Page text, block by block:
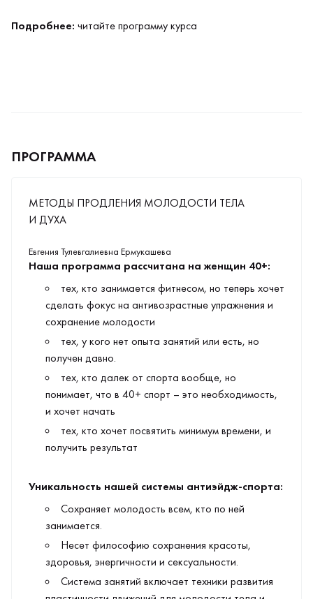
Подробнее: читайте программу курса
ПРОГРАММА
МЕТОДЫ ПРОДЛЕНИЯ МОЛОДОСТИ ТЕЛА
И ДУХА
Евгения Тулевгалиевна Ермукашева
Наша программа рассчитана на женщин 40+:
тех, кто занимается фитнесом, но теперь хочет
сделать фокус на антивозрастные упражнения и
сохранение молодости
тех, у кого нет опыта занятий или есть, но
получен давно.
тех, кто далек от спорта вообще, но
понимает, что в 40+ спорт – это необходимость,
и хочет начать
тех, кто хочет посвятить минимум времени, и
получить результат
Уникальность нашей системы антиэйдж-спорта:
Сохраняет молодость всем, кто по ней
занимается.
Несет философию сохранения красоты,
здоровья, энергичности и сексуальности.
Система занятий включает техники развития